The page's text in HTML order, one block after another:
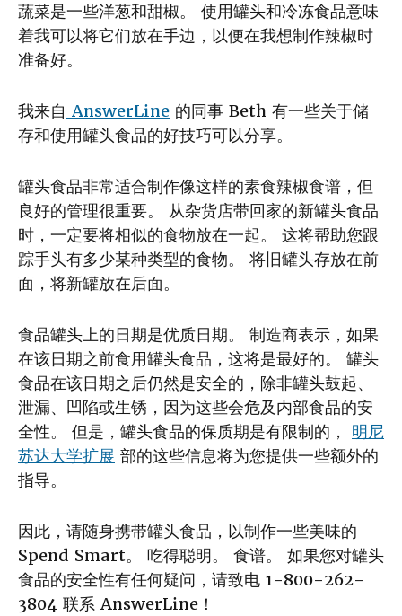
蔬菜是一些洋葱和甜椒。 使用罐头和冷冻食品意味
着我可以将它们放在手边，以便在我想制作辣椒时
准备好。
我来自 AnswerLine 的同事 Beth 有一些关于储
存和使用罐头食品的好技巧可以分享。
罐头食品非常适合制作像这样的素食辣椒食谱，但
良好的管理很重要。 从杂货店带回家的新罐头食品
时，一定要将相似的食物放在一起。 这将帮助您跟
踪手头有多少某种类型的食物。 将旧罐头存放在前
面，将新罐放在后面。
食品罐头上的日期是优质日期。 制造商表示，如果
在该日期之前食用罐头食品，这将是最好的。 罐头
食品在该日期之后仍然是安全的，除非罐头鼓起、
泄漏、凹陷或生锈，因为这些会危及内部食品的安
全性。 但是，罐头食品的保质期是有限制的， 明尼
苏达大学扩展 部的这些信息将为您提供一些额外的
指导。
因此，请随身携带罐头食品，以制作一些美味的
Spend Smart。 吃得聪明。 食谱。 如果您对罐头
食品的安全性有任何疑问，请致电 1-800-262-
3804 联系 AnswerLine！